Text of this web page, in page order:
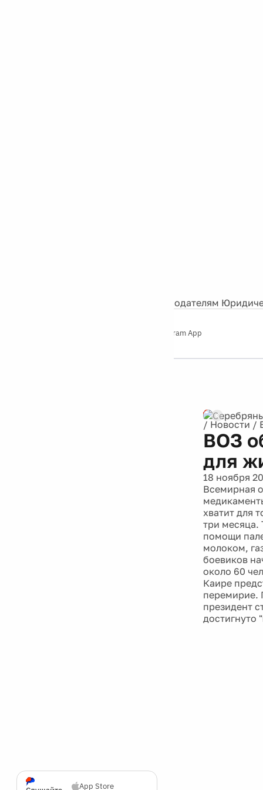
Рекламодателям
Telegram App
App Store
/ Новости /
ВОЗ
для
18 ноября
Всемирная
хватит для
три месяца.
помощи
молоком,
боевиков
около 60
Каире
перемирие.
президент
достигнуто